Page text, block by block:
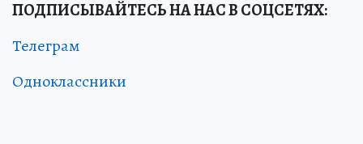
ПОДПИСЫВАЙТЕСЬ НА НАС В СОЦСЕТЯХ:
Телеграм
Одноклассники